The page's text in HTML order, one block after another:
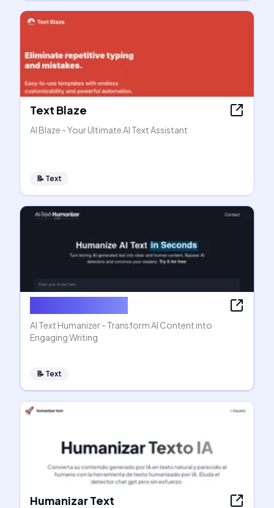
Text Blaze
AI Blaze - Your Ultimate AI Text Assistant
📝 Text
AI Text Humanizer - Transform AI Content into
Engaging Writing
📝 Text
Humanizar Text